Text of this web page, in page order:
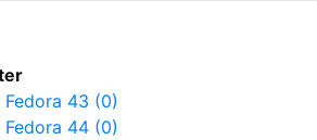
Fedora 43 (0)
Fedora 44 (0)